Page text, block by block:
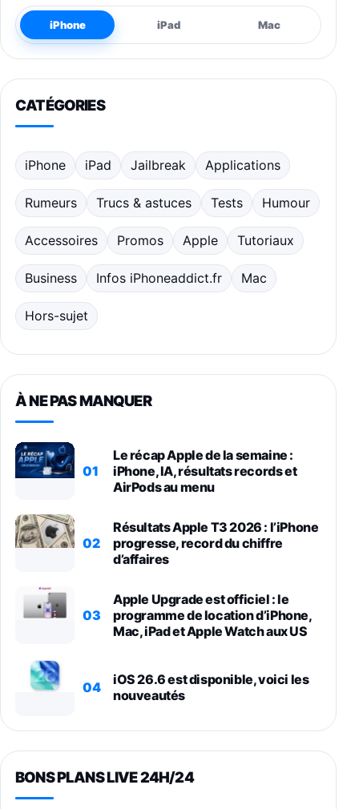
iPhone iPad Mac
CATÉGORIES
iPhone iPad Jailbreak Applications
Rumeurs Trucs & astuces Tests Humour
Accessoires Promos Apple Tutoriaux
Business Infos iPhoneaddict.fr Mac
Hors-sujet
À NE PAS MANQUER
01
Le récap Apple de la semaine :
iPhone, IA, résultats records et
AirPods au menu
02
Résultats Apple T3 2026 : l’iPhone
progresse, record du chiffre
d’affaires
03
Apple Upgrade est officiel : le
programme de location d’iPhone,
Mac, iPad et Apple Watch aux US
04
iOS 26.6 est disponible, voici les
nouveautés
BONS PLANS LIVE 24H/24